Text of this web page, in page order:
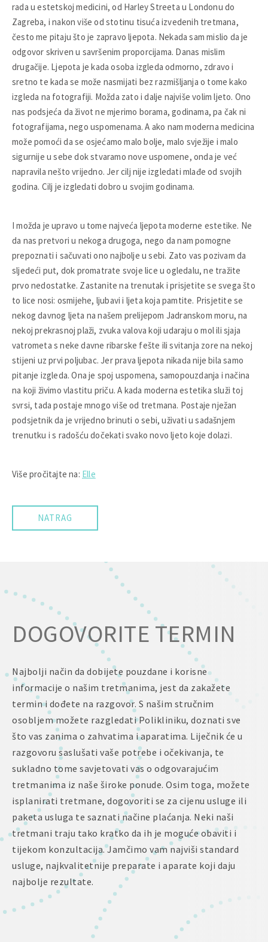
rada u estetskoj medicini, od Harley Streeta u Londonu do
Zagreba, i nakon više od stotinu tisuća izvedenih tretmana,
često me pitaju što je zapravo ljepota. Nekada sam mislio da je
odgovor skriven u savršenim proporcijama. Danas mislim
drugačije. Ljepota je kada osoba izgleda odmorno, zdravo i
sretno te kada se može nasmijati bez razmišljanja o tome kako
izgleda na fotografiji. Možda zato i dalje najviše volim ljeto. Ono
nas podsjeća da život ne mjerimo borama, godinama, pa čak ni
fotografijama, nego uspomenama. A ako nam moderna medicina
može pomoći da se osjećamo malo bolje, malo svježije i malo
sigurnije u sebe dok stvaramo nove uspomene, onda je već
napravila nešto vrijedno. Jer cilj nije izgledati mlađe od svojih
godina. Cilj je izgledati dobro u svojim godinama.
I možda je upravo u tome najveća ljepota moderne estetike. Ne
da nas pretvori u nekoga drugoga, nego da nam pomogne
prepoznati i sačuvati ono najbolje u sebi. Zato vas pozivam da
sljedeći put, dok promatrate svoje lice u ogledalu, ne tražite
prvo nedostatke. Zastanite na trenutak i prisjetite se svega što
to lice nosi: osmijehe, ljubavi i ljeta koja pamtite. Prisjetite se
nekog davnog ljeta na našem prelijepom Jadranskom moru, na
nekoj prekrasnoj plaži, zvuka valova koji udaraju o mol ili sjaja
vatrometa s neke davne ribarske fešte ili svitanja zore na nekoj
stijeni uz prvi poljubac. Jer prava ljepota nikada nije bila samo
pitanje izgleda. Ona je spoj uspomena, samopouzdanja i načina
na koji živimo vlastitu priču. A kada moderna estetika služi toj
svrsi, tada postaje mnogo više od tretmana. Postaje nježan
podsjetnik da je vrijedno brinuti o sebi, uživati u sadašnjem
trenutku i s radošću dočekati svako novo ljeto koje dolazi.
Više pročitajte na: Elle
NATRAG
DOGOVORITE TERMIN
Najbolji način da dobijete pouzdane i korisne
informacije o našim tretmanima, jest da zakažete
termin i dođete na razgovor. S našim stručnim
osobljem možete razgledati Polikliniku, doznati sve
što vas zanima o zahvatima i aparatima. Liječnik će u
razgovoru saslušati vaše potrebe i očekivanja, te
sukladno tome savjetovati vas o odgovarajućim
tretmanima iz naše široke ponude. Osim toga, možete
isplanirati tretmane, dogovoriti se za cijenu usluge ili
paketa usluga te saznati načine plaćanja. Neki naši
tretmani traju tako kratko da ih je moguće obaviti i
tijekom konzultacija. Jamčimo vam najviši standard
usluge, najkvalitetnije preparate i aparate koji daju
najbolje rezultate.